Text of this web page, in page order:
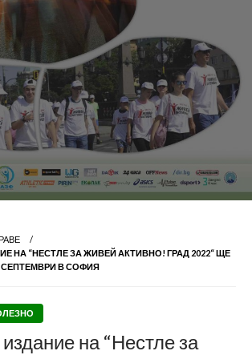
НА “НЕСТЛЕ ЗА ЖИВЕЙ АКТИВНО! ГРАД 2022“ ЩЕ
СЕПТЕМВРИ В СОФИЯ
на “Нестле за